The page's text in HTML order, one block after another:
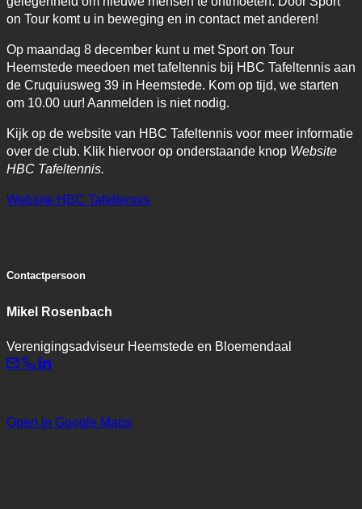
on Tour komt u in beweging en in contact met anderen!
Op maandag 8 december kunt u met Sport on Tour
Heemstede meedoen met tafeltennis bij HBC Tafeltennis aan
de Cruquiusweg 39 in Heemstede. Kom op tijd, we starten
om 10.00 uur! Aanmelden is niet nodig.
Kijk op de website van HBC Tafeltennis voor meer informatie
over de club. Klik hiervoor op onderstaande knop Website
HBC Tafeltennis.
Website HBC Tafeltennis
Contactpersoon
Mikel Rosenbach
Verenigingsadviseur Heemstede en Bloemendaal
Open in Google Maps